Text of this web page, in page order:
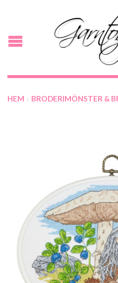
HEM / BRODERIMÖNSTER &